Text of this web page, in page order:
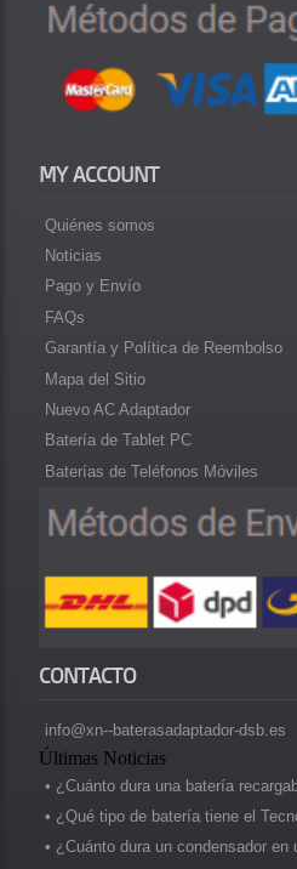
MY ACCOUNT
Quiénes somos
Noticias
Pago y Envío
FAQs
Garantía y Política de Reembolso
Mapa del Sitio
Nuevo AC Adaptador
Batería de Tablet PC
Baterías de Teléfonos Móviles
CONTACTO
info@xn--baterasadaptador-dsb.es
Últimas Noticias
• ¿Cuánto dura una batería
• ¿Qué tipo de batería tiene el
• ¿Cuánto dura un condensador